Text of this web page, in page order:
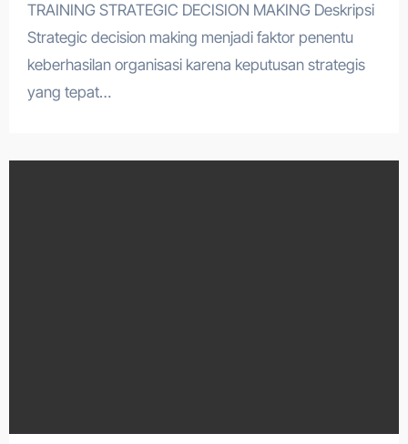
TRAINING STRATEGIC DECISION MAKING Deskripsi
Strategic decision making menjadi faktor penentu
keberhasilan organisasi karena keputusan strategis
yang tepat…